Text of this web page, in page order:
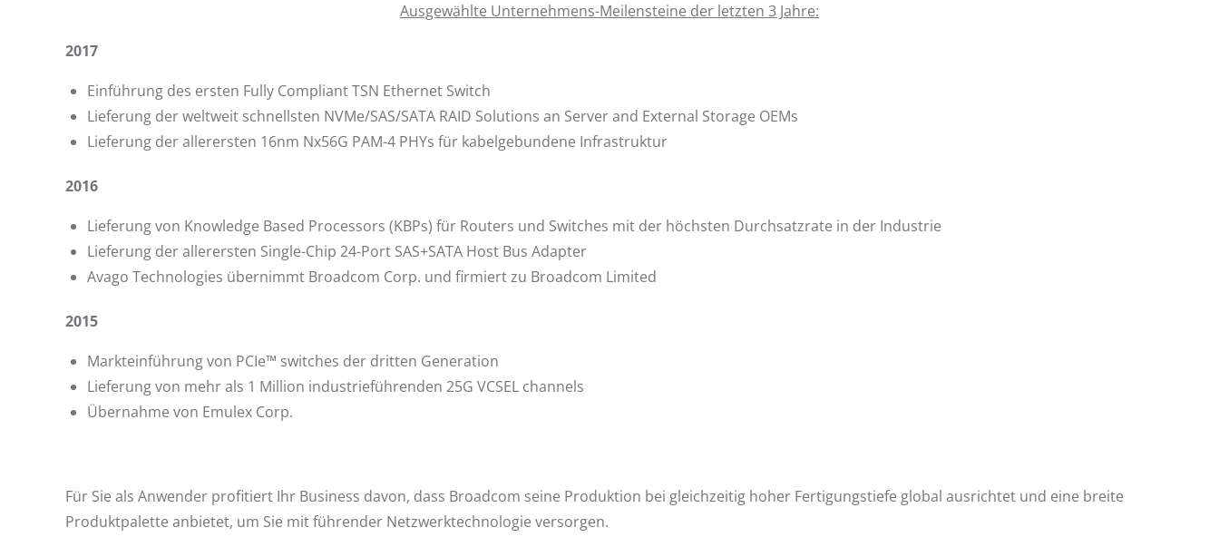
Ausgewählte Unternehmens-Meilensteine der letzten 3 Jahre:
2017
Einführung des ersten Fully Compliant TSN Ethernet Switch
Lieferung der weltweit schnellsten NVMe/SAS/SATA RAID Solutions an Server and External Storage OEMs
Lieferung der allerersten 16nm Nx56G PAM-4 PHYs für kabelgebundene Infrastruktur
2016
Lieferung von Knowledge Based Processors (KBPs) für Routers und Switches mit der höchsten Durchsatzrate in der Industrie
Lieferung der allerersten Single-Chip 24-Port SAS+SATA Host Bus Adapter
Avago Technologies übernimmt Broadcom Corp. und firmiert zu Broadcom Limited
2015
Markteinführung von PCIe™ switches der dritten Generation
Lieferung von mehr als 1 Million industrieführenden 25G VCSEL channels
Übernahme von Emulex Corp.
Für Sie als Anwender profitiert Ihr Business davon, dass Broadcom seine Produktion bei gleichzeitig hoher Fertigungstiefe global ausrichtet und eine breite
Produktpalette anbietet, um Sie mit führender Netzwerktechnologie versorgen.